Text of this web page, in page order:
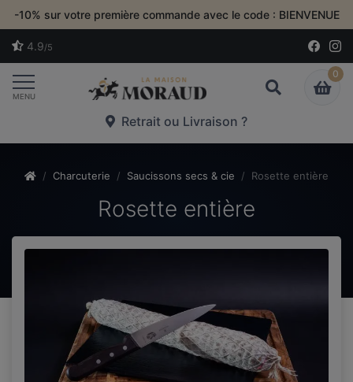
-10% sur votre première commande avec le code : BIENVENUE
4.9/5
Toggle navigation
MENU
0
Retrait ou Livraison ?
Charcuterie Saucissons secs & cie Rosette entière
Rosette entière